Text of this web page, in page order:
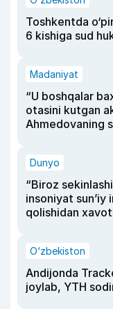
Toshkentda
6 kishiga sud
Madaniyat
“U boshqalar
otasini kutgan
Ahmedovaning
Dunyo
“Biroz
insoniyat
qolishidan
O‘zbekiston
Andijonda
joylab, YTH